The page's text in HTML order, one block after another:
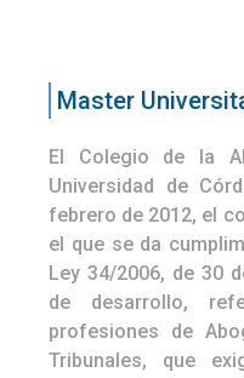
Master
El Colegio de la
Universidad de
febrero de 2012, el
el que se da
Ley 34/2006, de 30
de desarrollo,
profesiones de
Tribunales, que